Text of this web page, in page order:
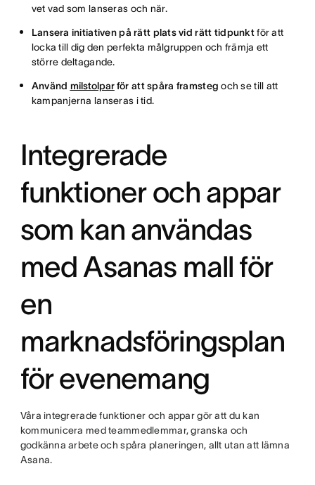
vet vad som lanseras och när.
Lansera initiativen på rätt plats vid rätt tidpunktför att
locka till dig den perfekta målgruppen och främja ett
större deltagande.
Använd milstolparför att spåra framstegoch se till att
kampanjerna lanseras i tid.
Integrerade
funktioner och appar
som kan användas
med Asanas mall för
en
marknadsföringsplan
för evenemang
Våra integrerade funktioner och appar gör att du kan
kommunicera med teammedlemmar, granska och
godkänna arbete och spåra planeringen, allt utan att lämna
Asana.